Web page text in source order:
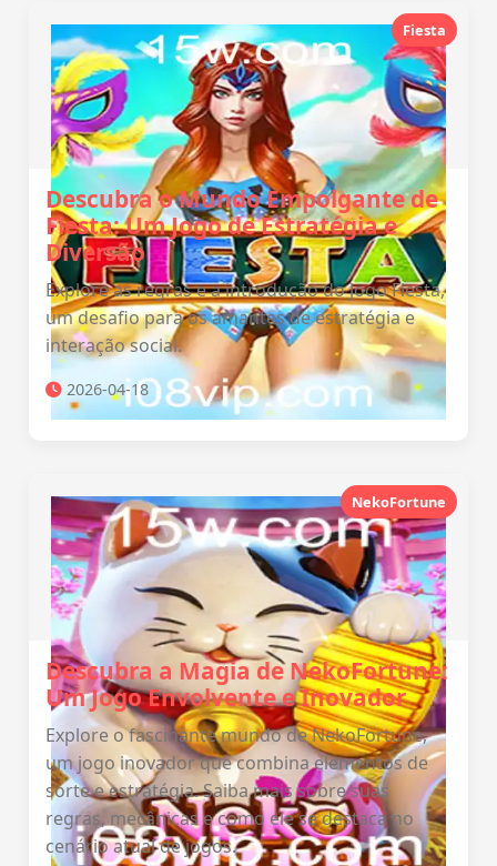
Fiesta
Descubra o Mundo Empolgante de
Fiesta: Um Jogo de Estratégia e
Diversão
Explore as regras e a introdução do jogo Fiesta,
um desafio para os amantes de estratégia e
interação social.
2026-04-18
NekoFortune
Descubra a Magia de NekoFortune:
Um Jogo Envolvente e Inovador
Explore o fascinante mundo de NekoFortune,
um jogo inovador que combina elementos de
sorte e estratégia. Saiba mais sobre suas
regras, mecânicas e como ele se destaca no
cenário atual de jogos.